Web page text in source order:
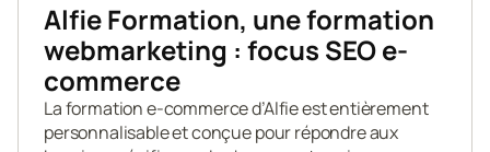
Alfie Formation, une formation
webmarketing : focus SEO e-
commerce
La formation e-commerce d’Alfie est entièrement
personnalisable et conçue pour répondre aux